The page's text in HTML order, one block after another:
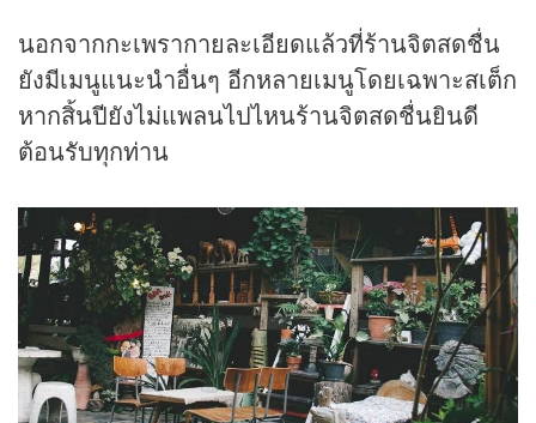
นอกจากกะเพรากายละเอียดแล้วที่ร้านจิตสดชื่น
ยังมีเมนูแนะนำอื่นๆ อีกหลายเมนูโดยเฉพาะสเต็ก
หากสิ้นปียังไม่แพลนไปไหนร้านจิตสดชื่นยินดี
ต้อนรับทุกท่าน